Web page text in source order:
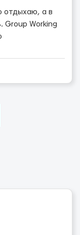
отдыхаю, а в
Group Working